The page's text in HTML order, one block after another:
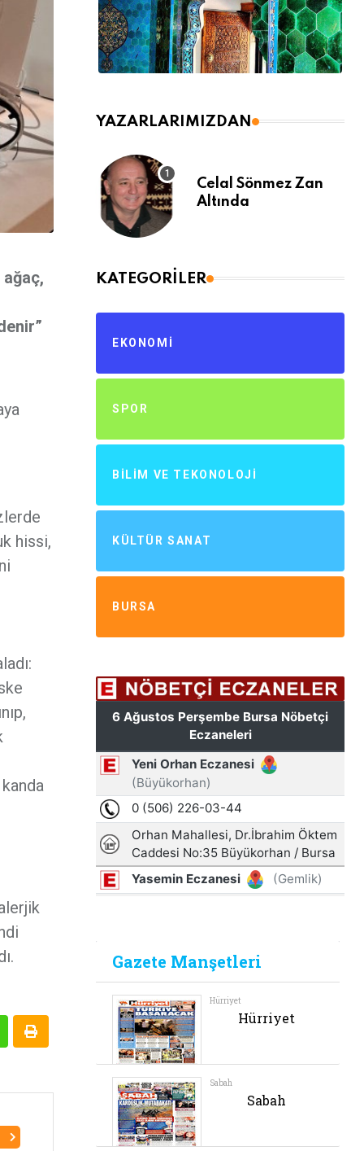
hissi,
YAZARLARIMIZDAN
Celal Sönmez Zan
Altında
KATEGORILER
EKONOMI
SPOR
BILIM VE TEKONOLOJI
KÜLTÜR SANAT
BURSA